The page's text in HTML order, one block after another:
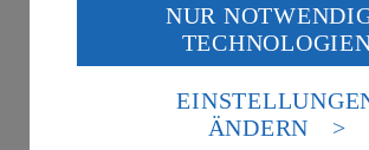
Wenn du auf „Aktivieren“ klickst, willigst
des Art. 49 Abs. 1 Satz 1 lit. a) DSGVO
Daten in den USA verarbeitet werden.
die USA als Land mit einem nach
Standards nicht angemessenen
Es besteht das Risiko eines Zugriffs durch
NUR
ÄNDERN